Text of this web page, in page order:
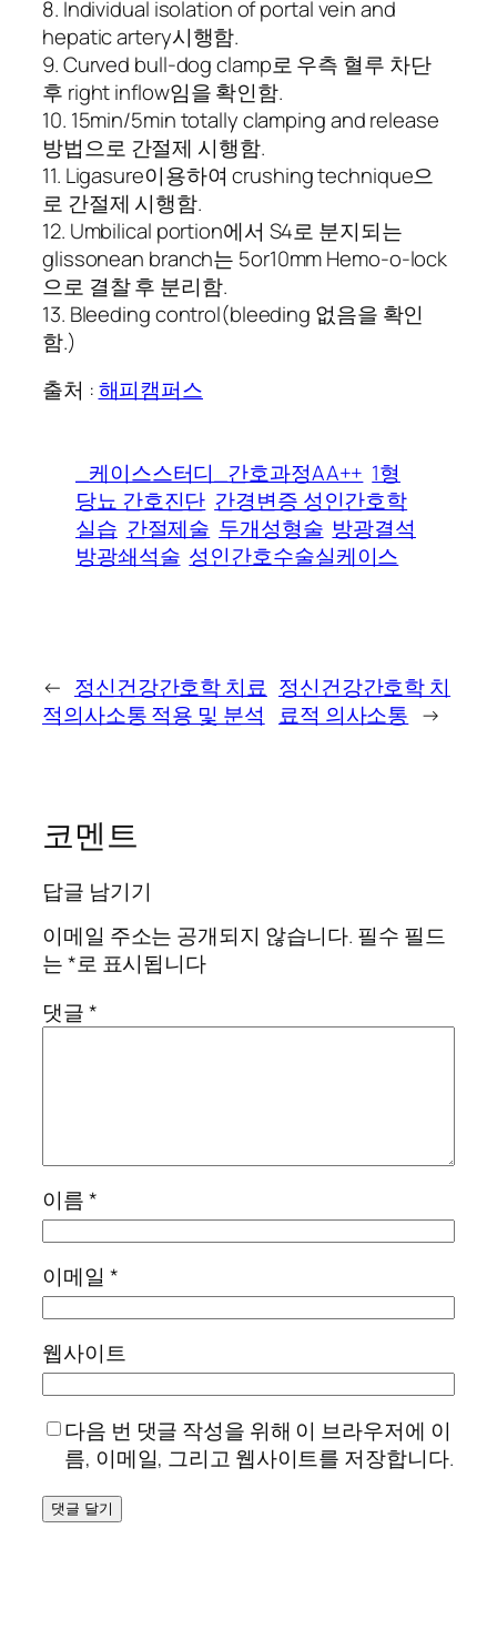
8. Individual isolation of portal vein and
hepatic artery시행함.
9. Curved bull-dog clamp로 우측 혈루 차단
후 right inflow임을 확인함.
10. 15min/5min totally clamping and release
방법으로 간절제 시행함.
11. Ligasure이용하여 crushing technique으
로 간절제 시행함.
12. Umbilical portion에서 S4로 분지되는
glissonean branch는 5or10mm Hemo-o-lock
으로 결찰 후 분리함.
13. Bleeding control(bleeding 없음을 확인
함.)
출처 :해피캠퍼스
_케이스스터디_간호과정AA++ 1형
당뇨 간호진단 간경변증 성인간호학
실습 간절제술 두개성형술 방광결석
방광쇄석술 성인간호수술실케이스
← 정신건강간호학 치료
적의사소통 적용 및 분석
정신건강간호학 치
료적 의사소통 →
코멘트
답글 남기기
이메일 주소는 공개되지 않습니다. 필수 필드
는*로 표시됩니다
댓글*
이름*
이메일 *
웹사이트
다음 번 댓글 작성을 위해 이 브라우저에 이
름, 이메일, 그리고 웹사이트를 저장합니다.